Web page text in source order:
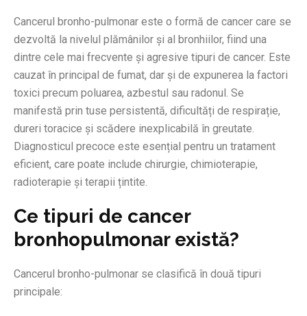
Cancerul bronho-pulmonar este o formă de cancer care se
dezvoltă la nivelul plămânilor și al bronhiilor, fiind una
dintre cele mai frecvente și agresive tipuri de cancer. Este
cauzat în principal de fumat, dar și de expunerea la factori
toxici precum poluarea, azbestul sau radonul. Se
manifestă prin tuse persistentă, dificultăți de respirație,
dureri toracice și scădere inexplicabilă în greutate.
Diagnosticul precoce este esențial pentru un tratament
eficient, care poate include chirurgie, chimioterapie,
radioterapie și terapii țintite.
Ce tipuri de cancer
bronhopulmonar există?
Cancerul bronho-pulmonar se clasifică în două tipuri
principale: